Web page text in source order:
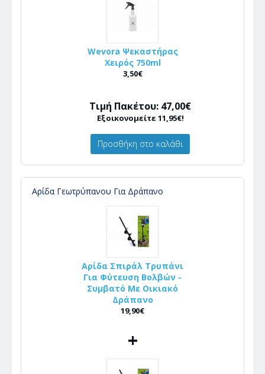
Wevora Ψεκαστήρας
Χειρός 750ml
3,50€
Τιμή Πακέτου: 47,00€
Εξοικονομείτε 11,95€!
Προσθήκη στο καλάθι
Αρίδα Γεωτρύπανου Για Δράπανο
Αρίδα Σπιράλ Τρυπάνι
Για Φύτευση Βολβών -
Συμβατό Με Οικιακό
Δράπανο
19,90€
+